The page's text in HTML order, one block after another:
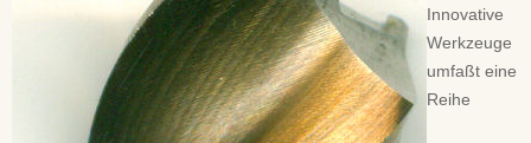
Innovative
Werkzeuge
umfaßt eine
Reihe